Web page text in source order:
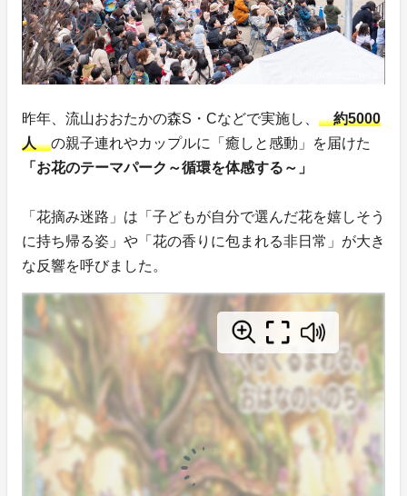
昨年、流山おおたかの森S・Cなどで実施し、 約5000
人の親子連れやカップルに「癒しと感動」を届けた
「お花のテーマパーク～循環を体感する～」
「花摘み迷路」は「子どもが自分で選んだ花を嬉しそう
に持ち帰る姿」や「花の香りに包まれる非日常」が大き
な反響を呼びました。